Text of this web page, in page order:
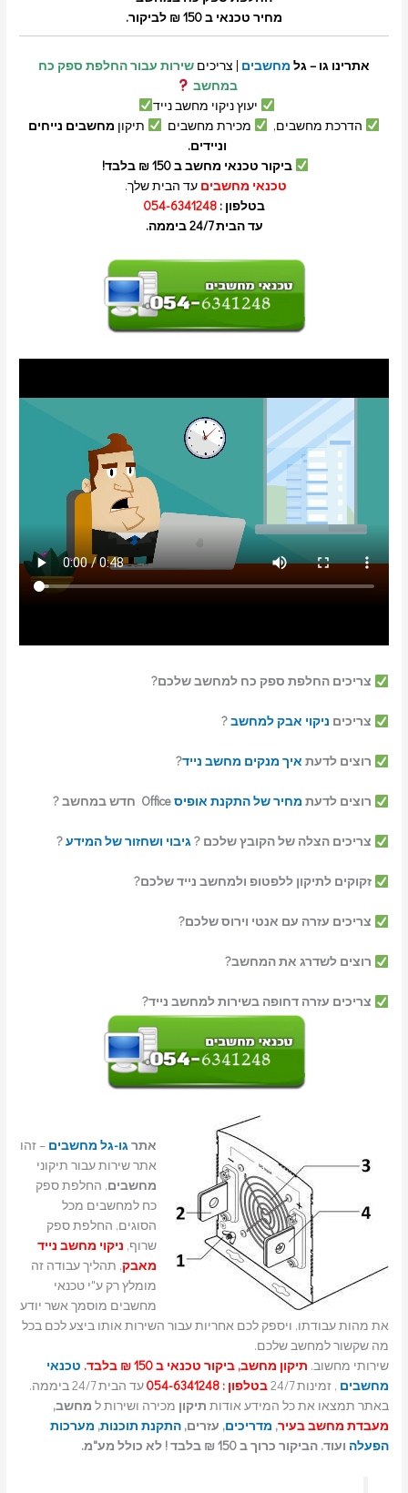
מחיר טכנאי ב 150 ₪ לביקור.
אתרינו גו – גל מחשבים | צריכים שירות עבור החלפת ספק כח
במחשב
יעוץ ניקוי מחשב נייד
הדרכת מחשבים,
מכירת מחשבים תיקון מחשבים נייחים
וניידים.
ביקור טכנאי מחשב ב 150 ₪ בלבד!
טכנאי מחשבים עד הבית שלך.
בטלפון :054-6341248
עד הבית 24/7 ביממה.
צריכים החלפת ספק כח למחשב שלכם?
צריכים ניקוי אבק למחשב?
רוצים לדעת איך מנקים מחשב נייד?
רוצים לדעת מחיר של התקנת אופיסOffice חדש במחשב ?
צריכים הצלה של הקובץ שלכם ?גיבוי ושחזור של המידע?
זקוקים לתיקון ללפטופ ולמחשב נייד שלכם?
צריכים עזרה עם אנטי וירוס שלכם?
רוצים לשדרג את המחשב?
צריכים עזרה דחופה בשירות למחשב נייד?
אתרגו-גל מחשבים – זהו
אתר שירות עבור תיקוני
מחשבים, החלפת ספק
כח למחשבים מכל
הסוגים, החלפת ספק
שרוף, ניקוי מחשב נייד
מאבק, תהליך עבודה זה
מומלץ רק ע"י טכנאי
מחשבים מוסמך אשר יודע
את מהות עבודתו, ויספק לכם אחריות עבור השירות אותו ביצע לכם בכל
מה שקשור למחשב שלכם.
שירותי מחשוב. תיקון מחשב, ביקור טכנאי ב 150 ₪ בלבד.
טכנאי
מחשבים , זמינות 24/7 בטלפון : 054-6341248
עד הבית 24/7 ביממה.
באתר תמצאו את כל המידע אודות תיקון מכירה ושירות ל מחשב,
מעבדת מחשב בעיר, מדריכים, עזרים,התקנת תוכנות, מערכות
הפעלה ועוד. הביקור כרוך ב 150 ₪ בלבד ! לא כולל מע"מ.